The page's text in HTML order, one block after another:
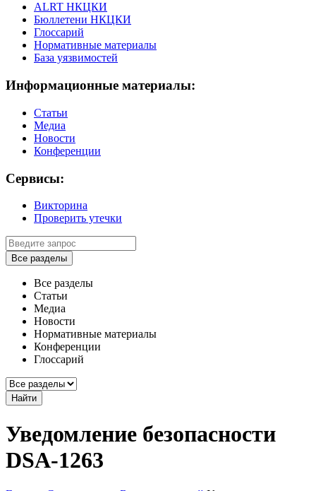
ALRT НКЦКИ
Бюллетени НКЦКИ
Глоссарий
Нормативные материалы
База уязвимостей
Информационные материалы:
Статьи
Медиа
Новости
Конференции
Сервисы:
Викторина
Проверить утечки
Все разделы
Все разделы
Статьи
Медиа
Новости
Нормативные материалы
Конференции
Глоссарий
Найти
Уведомление безопасности
DSA-1263